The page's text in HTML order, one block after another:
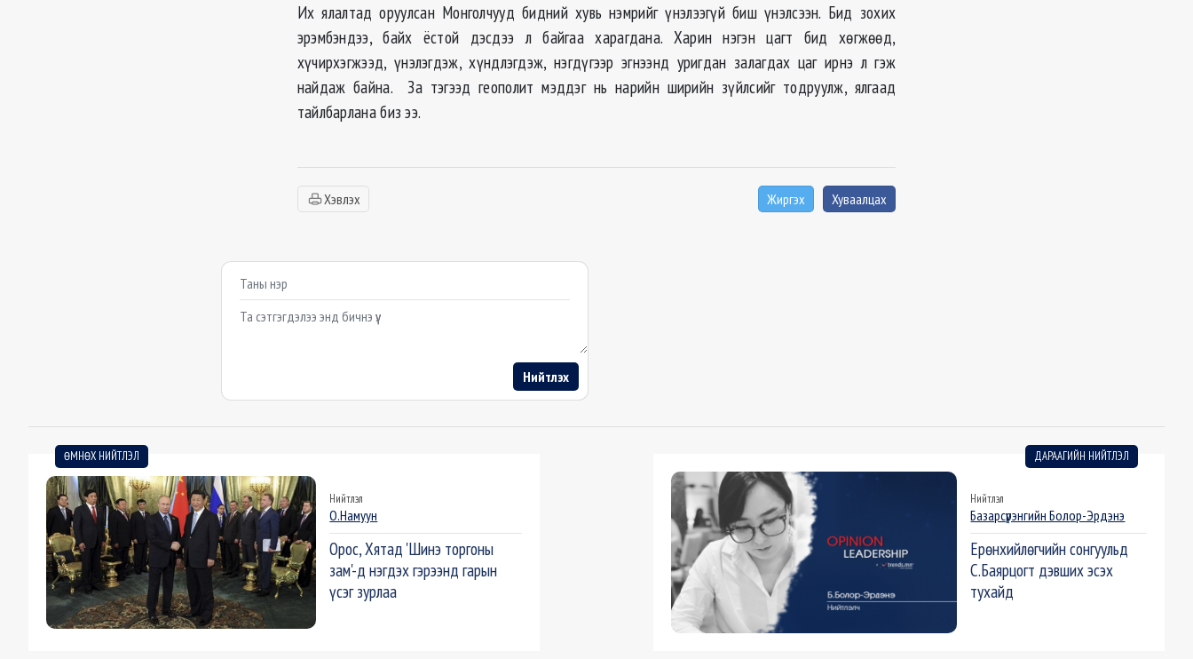
Их ялалтад оруулсан Монголчууд бидний хувь нэмрийг үнэлээгүй биш үнэлсээн. Бид зохих
эрэмбэндээ, байх ёстой дэсдээ л байгаа харагдана. Харин нэгэн цагт бид хөгжөөд,
хүчирхэгжээд, үнэлэгдэж, хүндлэгдэж, нэгдүгээр эгнээнд уригдан залагдах цаг ирнэ л гэж
найдаж байна. За тэгээд геополит мэддэг нь нарийн ширийн зүйлсийг тодруулж, ялгаад
тайлбарлана биз ээ.
Хэвлэх Жиргэх Хуваалцах
Сэтгэгдэл бичих
Example textarea
Нийтлэх
ӨМНӨХ НИЙТЛЭЛ
Нийтлэл
О.Намуун
Орос, Хятад 'Шинэ торгоны
зам'-д нэгдэх гэрээнд гарын
үсэг зурлаа
ДАРААГИЙН НИЙТЛЭЛ
Нийтлэл
Базарсүрэнгийн Болор-Эрдэнэ
Ерөнхийлөгчийн сонгуульд
С.Баярцогт дэвших эсэх
тухайд